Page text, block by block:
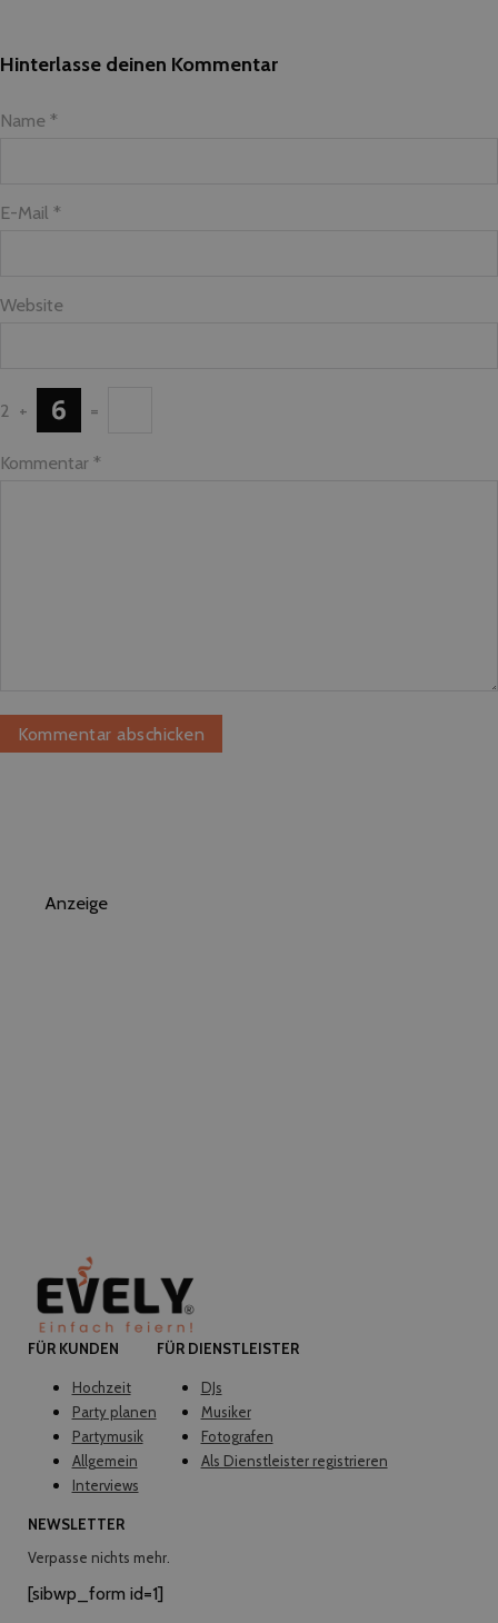
Hinterlasse deinen Kommentar
Name *
E-Mail *
Website
2 + =
Kommentar *
Anzeige
FÜR KUNDEN
Hochzeit
Party planen
Partymusik
Allgemein
Interviews
FÜR DIENSTLEISTER
DJs
Musiker
Fotografen
Als Dienstleister registrieren
NEWSLETTER
Verpasse nichts mehr.
[sibwp_form id=1]